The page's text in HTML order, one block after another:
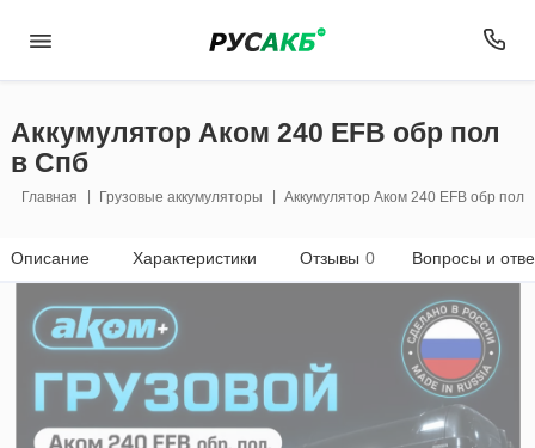
Аккумулятор Аком 240 EFB обр пол
в Спб
Главная Грузовые аккумуляторы Аккумулятор Аком 240 EFB обр пол
Описание Характеристики Отзывы 0 Вопросы и